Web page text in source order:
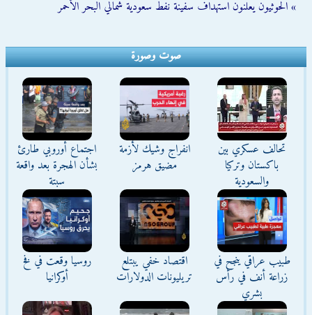
» الحوثيون يعلنون استهداف سفينة نفط سعودية شمالي البحر الأحمر
صوت وصورة
تحالف عسكري بين
باكستان وتركيا
والسعودية
انفراج وشيك لأزمة
مضيق هرمز
اجتماع أوروبي طارئ
بشأن الهجرة بعد واقعة
سبتة
طبيب عراقي ينجح في
زراعة أنف في رأس
بشري
اقتصاد خفي يبتلع
تريليونات الدولارات
روسيا وقعت في فخ
أوكرانيا